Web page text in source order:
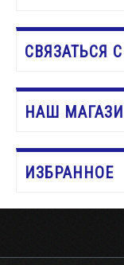
СВЯЗАТЬСЯ
НАШ
ИЗБРАННОЕ